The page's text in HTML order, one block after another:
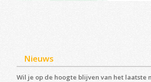
Nieuws
Wil je op de hoogte blijven van het laatste